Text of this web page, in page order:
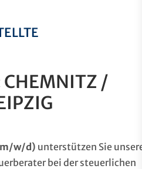
CHEMNITZ /
w/d) unterstützen Sie
bei der steuerlichen